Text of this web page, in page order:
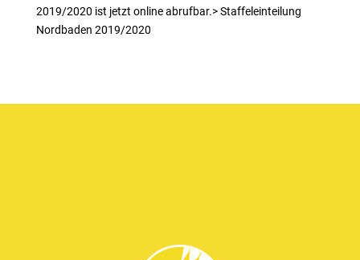
2019/2020 ist jetzt online abrufbar.> Staffeleinteilung
Nordbaden 2019/2020